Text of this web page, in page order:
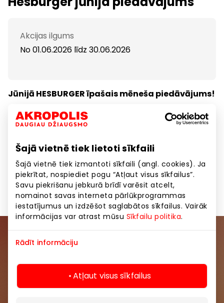
Šajā vietnē tiek lietoti sīkfaili
Šajā vietnē tiek izmantoti sīkfaili (angl. cookies). Ja
piekrītat, nospiediet pogu “Atļaut visus sīkfailus”.
Savu piekrišanu jebkurā brīdī varēsit atcelt,
nomainot savas interneta pārlūkprogrammas
iestatījumus un izdzēšot saglabātos sīkfailus. Vairāk
informācijas var atrast mūsu Sīkfailu politika.
Rādīt informāciju
Atļaut visus sīkfailus
Akcijas ilgums
No 01.06.2026 līdz 30.06.2026
Jūnijā HESBURGER īpašais mēneša piedāvājums!
Saldskābā tortilja ar vistas gaļu
mūsu gardais akcijas produkts Saldskābā tortilja ar
vistas gaļu. Kraukšķīga vistas gaļa, saldskābā mērce,
ledus salāti, baltā siera kubiciņi, halapenjo pipari,
sīpols un slavenā Hesburger majonēze ar papriku.
Labu apetīti!
Pievienojieties mūsu kopienai
Uzzini pirmais par labākajiem piedāvājumiem,
pasākumiem un jaunāko informāciju iepirkšanās un
izklaides centros “AKROPOLE Alfa” un “AKROPOLE